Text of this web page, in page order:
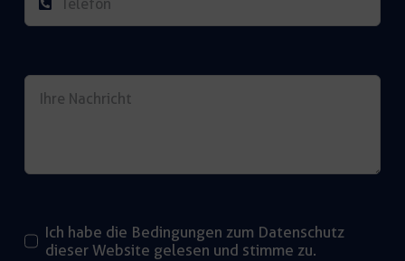
Ich habe die Bedingungen zum Datenschutz
dieser Website gelesen und stimme zu.